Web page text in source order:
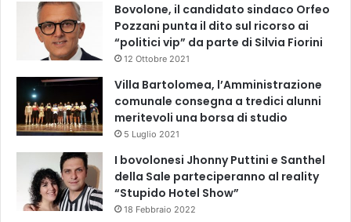
Bovolone, il candidato sindaco Orfeo
Pozzani punta il dito sul ricorso ai
“politici vip” da parte di Silvia Fiorini
12 Ottobre 2021
Villa Bartolomea, l’Amministrazione
comunale consegna a tredici alunni
meritevoli una borsa di studio
5 Luglio 2021
I bovolonesi Jhonny Puttini e Santhel
della Sale parteciperanno al reality
“Stupido Hotel Show”
18 Febbraio 2022